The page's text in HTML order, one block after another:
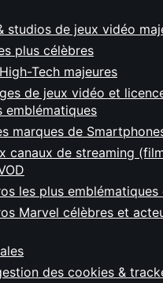
studios de jeux vidéo
plus célèbres
Tech majeures
de jeux vidéo et
emblématiques
marques de
canaux de streaming
les plus
Marvel célèbres et
des cookies &